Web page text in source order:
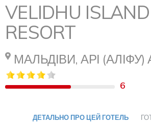
VELIDHU ISLAND
RESORT
МАЛЬДІВИ, АРІ (АЛІФУ)
6
ДЕТАЛЬНО ПРО ЦЕЙ ГОТЕЛЬ